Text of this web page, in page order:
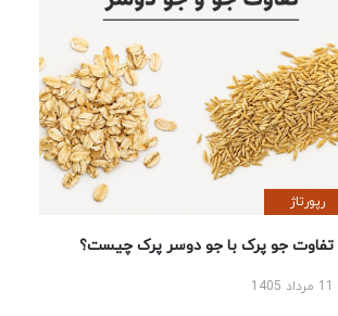
رپورتاژ
تفاوت جو پرک با جو دوسر پرک چیست؟